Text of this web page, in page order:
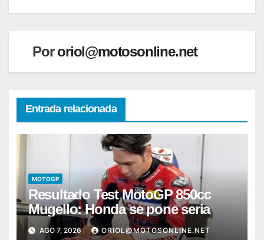
entradas
Pororiol@motosonline.net
Entrada relacionada
MOTOGP
Resultado Test MotoGP 850cc
Mugello: Honda se pone seria
AGO 7, 2026 ORIOL@MOTOSONLINE.NET